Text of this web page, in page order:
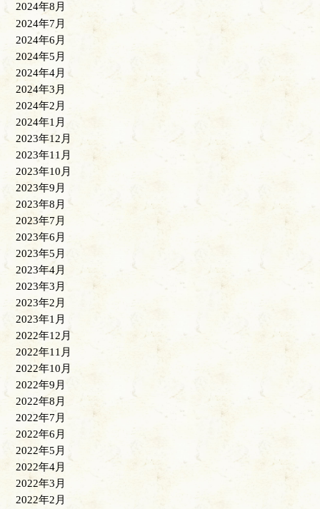
2024年8月
2024年7月
2024年6月
2024年5月
2024年4月
2024年3月
2024年2月
2024年1月
2023年12月
2023年11月
2023年10月
2023年9月
2023年8月
2023年7月
2023年6月
2023年5月
2023年4月
2023年3月
2023年2月
2023年1月
2022年12月
2022年11月
2022年10月
2022年9月
2022年8月
2022年7月
2022年6月
2022年5月
2022年4月
2022年3月
2022年2月